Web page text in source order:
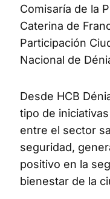
Comisaría de la
Caterina de
Participación
Nacional de
Desde HCB
tipo de
entre el sector
seguridad,
positivo en la
bienestar de la